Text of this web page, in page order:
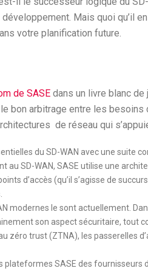
Mais quoi qu’il
votre planification future.
de SASE dans un livre blanc
bon arbitrage entre les
de réseau qui
du SD-WAN avec une suite
au SD-WAN, SASE utilise une
d’accès (qu’il s’agisse de
modernes le sont actuellement.
son aspect sécuritaire, tout
zéro trust (ZTNA), les passerelles
SASE des fournisseurs